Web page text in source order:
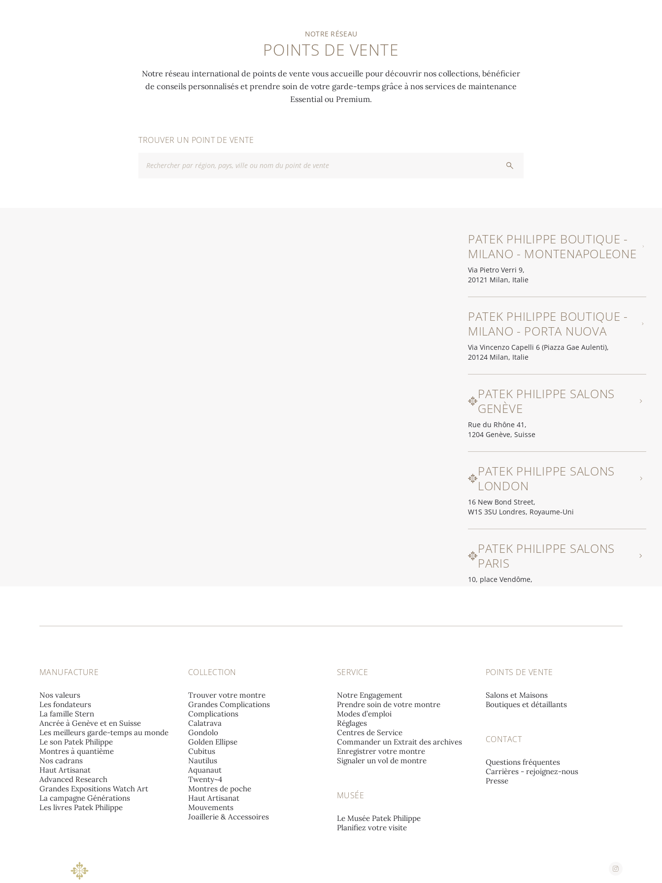
NOTRE RÉSEAU
POINTS DE VENTE
Notre réseau international de points de vente vous accueille pour découvrir nos collections, bénéficier
de conseils personnalisés et prendre soin de votre garde-temps grâce à nos services de maintenance
Essential ou Premium.
TROUVER UN POINT DE VENTE
PATEK PHILIPPE BOUTIQUE -
MILANO - MONTENAPOLEONE
Via Pietro Verri 9,
20121 Milan, Italie
PATEK PHILIPPE BOUTIQUE -
MILANO - PORTA NUOVA
Via Vincenzo Capelli 6 (Piazza Gae Aulenti),
20124 Milan, Italie
PATEK PHILIPPE SALONS
GENÈVE
Rue du Rhône 41,
1204 Genève, Suisse
PATEK PHILIPPE SALONS
LONDON
16 New Bond Street,
W1S 3SU Londres, Royaume-Uni
PATEK PHILIPPE SALONS
PARIS
10, place Vendôme,
百达翡丽上海源邸
百达翡丽北京源邸
A L'EMERAUDE SA
Place St-François 12,
1002 Lausanne, Suisse
MANUFACTURE
Nos valeurs
Les fondateurs
La famille Stern
Ancrée à Genève et en Suisse
Les meilleurs garde-temps au monde
Le son Patek Philippe
Montres à quantième
Nos cadrans
Haut Artisanat
Advanced Research
Grandes Expositions Watch Art
La campagne Générations
Les livres Patek Philippe
COLLECTION
Trouver votre montre
Grandes Complications
Complications
Calatrava
Gondolo
Golden Ellipse
Cubitus
Nautilus
Aquanaut
Twenty~4
Montres de poche
Haut Artisanat
Mouvements
Joaillerie & Accessoires
SERVICE
Notre Engagement
Prendre soin de votre montre
Modes d’emploi
Réglages
Centres de Service
Commander un Extrait des archives
Enregistrer votre montre
Signaler un vol de montre
MUSÉE
Le Musée Patek Philippe
Planifiez votre visite
POINTS DE VENTE
Salons et Maisons
Boutiques et détaillants
CONTACT
Questions fréquentes
Carrières - rejoignez-nous
Presse